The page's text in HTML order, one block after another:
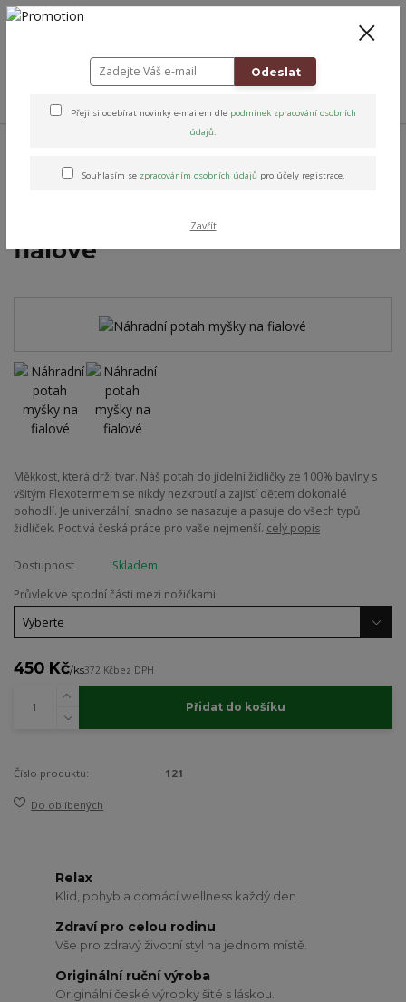
+420 778 743 310
Altens originály & vybrané značky
Náhradní potah myšky na
fialové
Měkkost, která drží tvar. Náš potah do jídelní židličky ze 100% bavlny s
všitým Flexotermem se nikdy nezkroutí a zajistí dětem dokonalé
pohodlí. Je univerzální, snadno se nasazuje a pasuje do všech typů
židliček. Poctivá česká práce pro vaše nejmenší. celý popis
Dostupnost
Skladem
Průvlek ve spodní části mezi nožičkami
450 Kč/ks372 Kčbez DPH
Přidat do košíku
Číslo produktu: 121
Do oblíbených
Relax
Klid, pohyb a domácí wellness každý den.
Zdraví pro celou rodinu
Vše pro zdravý životní styl na jednom místě.
Originální ruční výroba
Originální české výrobky šité s láskou.
Odeslat
Přeji si odebírat novinky e-mailem dle podmínek zpracování osobních
údajů.
Souhlasím se zpracováním osobních údajů pro účely registrace.
Zavřít